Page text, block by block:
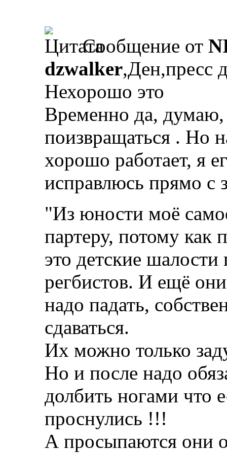
Сообщение от
dzwalker,Ден,пресс
Нехорошо это
Временно да, думаю,
поизвращаться . Но
хорошо работает, я
исправлюсь прямо с
"Из юности моё
партеру, потому как
это детские
регбистов. И ещё
надо падать,
сдаваться.
Их можно только
Но и после надо
долбить ногами что
проснулись !!!
А просыпаются они